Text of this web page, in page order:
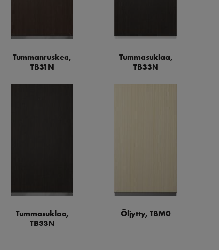
Tummanruskea,
TB31N
Tummasuklaa,
TB33N
Tummasuklaa,
TB33N
Öljytty, TBM0